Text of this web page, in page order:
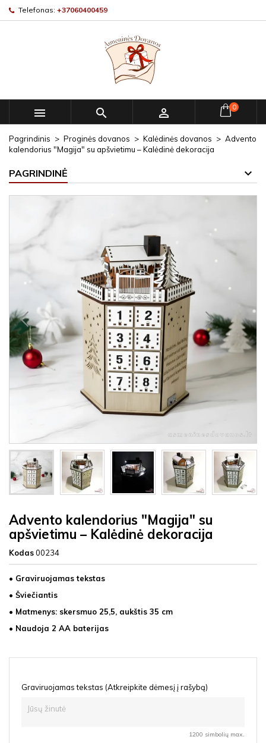
Telefonas: +37060400459
   0
Pagrindinis Proginės dovanos Kalėdinės dovanos
Advento
kalendorius "Magija" su apšvietimu – Kalėdinė dekoracija
PAGRINDINĖ
Advento kalendorius "Magija" su
apšvietimu – Kalėdinė dekoracija
Kodas00234
• Graviruojamas tekstas
• Šviečiantis
• Matmenys: skersmuo 25,5, aukštis 35 cm
• Naudoja 2 AA baterijas
Graviruojamas tekstas (Atkreipkite dėmesį į rašybą)
1200 simbolių max.